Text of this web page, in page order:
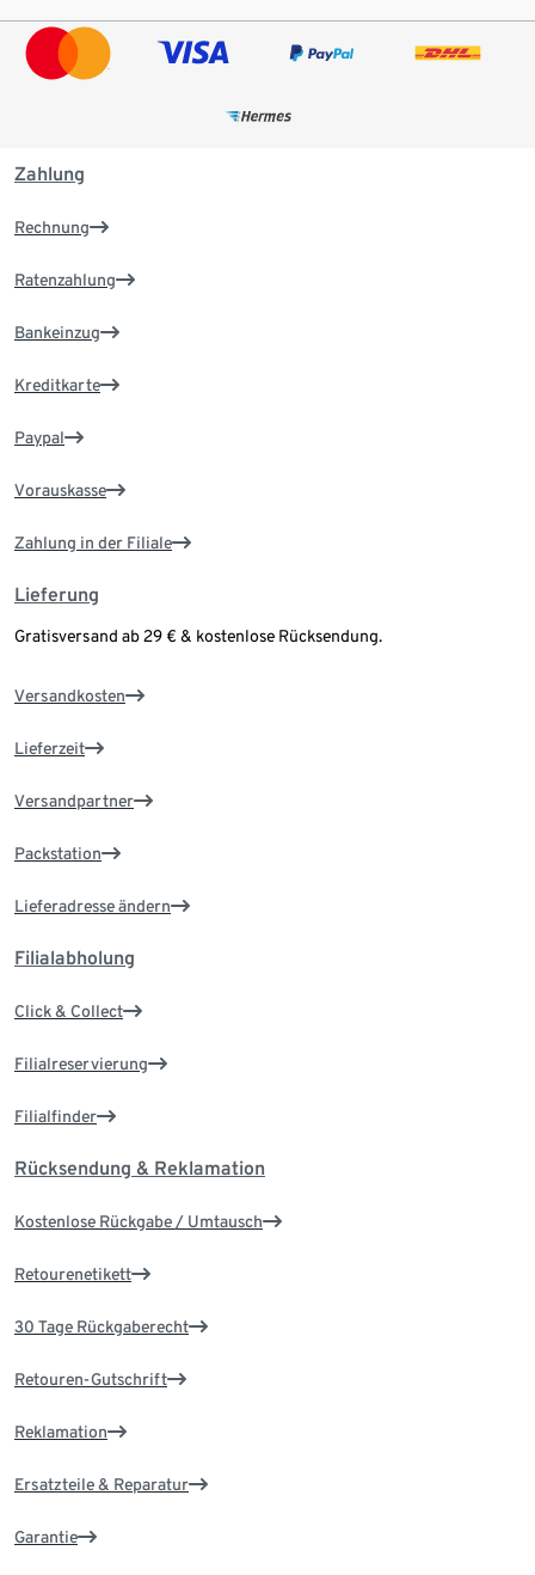
Zahlung
Rechnung
Ratenzahlung
Bankeinzug
Kreditkarte
Paypal
Vorauskasse
Zahlung in der Filiale
Lieferung
Gratisversand ab 29 € & kostenlose Rücksendung.
Versandkosten
Lieferzeit
Versandpartner
Packstation
Lieferadresse ändern
Filialabholung
Click & Collect
Filialreservierung
Filialfinder
Rücksendung & Reklamation
Kostenlose Rückgabe / Umtausch
Retourenetikett
30 Tage Rückgaberecht
Retouren-Gutschrift
Reklamation
Ersatzteile & Reparatur
Garantie